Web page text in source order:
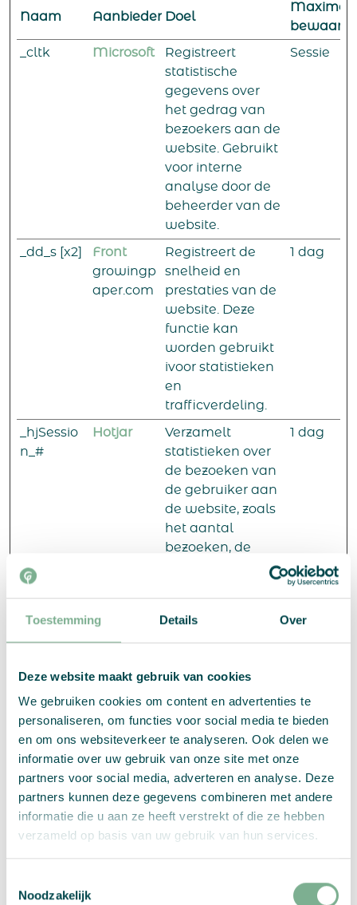
Toestemming Details Over
Deze website maakt gebruik van cookies
We gebruiken cookies om content en advertenties te
personaliseren, om functies voor social media te bieden
en om ons websiteverkeer te analyseren. Ook delen we
informatie over uw gebruik van onze site met onze
partners voor social media, adverteren en analyse. Deze
partners kunnen deze gegevens combineren met andere
informatie die u aan ze heeft verstrekt of die ze hebben
verzameld op basis van uw gebruik van hun services.
Noodzakelijk
Naam Aanbieder Doel
_cltk Microsoft
Registreert
statistische
gegevens over
het gedrag van
bezoekers aan de
website. Gebruikt
voor interne
analyse door de
beheerder van de
website.
Sessie
_dd_s [x2]
Front
growingp
aper.com
Registreert de
snelheid en
prestaties van de
website. Deze
functie kan
worden gebruikt
ivoor statistieken
en
trafficverdeling.
1 dag
_hjSessio
n_#
Hotjar
Verzamelt
statistieken over
de bezoeken van
de gebruiker aan
de website, zoals
het aantal
bezoeken, de
en welke
pagina's zijn
1 dag
nUser_#
statistieken over
de bezoeken van
de gebruiker aan
de website, zoals
het aantal
bezoeken, de
gemiddelde tijd
die op de website
is doorgebracht